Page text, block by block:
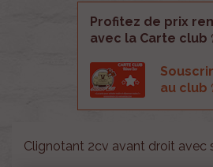
Profitez de prix
avec la Carte club
au club
Clignotant 2cv avant droit avec